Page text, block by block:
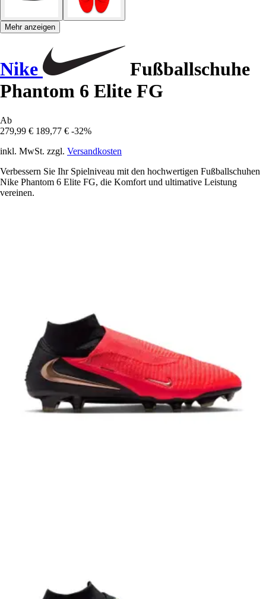
Mehr anzeigen
Nike
Fußballschuhe
Phantom 6 Elite FG
Ab
279,99 € 189,77 € -32%
inkl. MwSt. zzgl. Versandkosten
Verbessern Sie Ihr Spielniveau mit den hochwertigen Fußballschuhen
Nike Phantom 6 Elite FG, die Komfort und ultimative Leistung
vereinen.